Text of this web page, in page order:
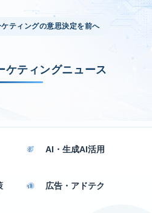
ティングの意思決定を前へ
ケティングニュース
AI・生成AI活用
広告・アドテク